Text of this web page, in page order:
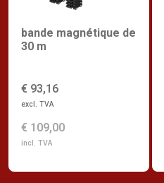
bande magnétique de
30 m
€ 93,16
excl. TVA
€ 109,00
incl. TVA